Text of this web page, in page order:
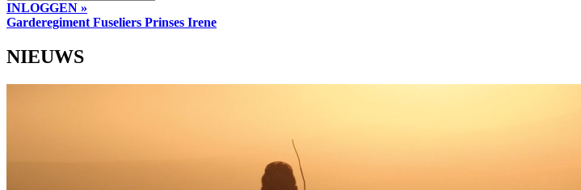
INLOGGEN »
Garderegiment Fuseliers Prinses Irene
NIEUWS